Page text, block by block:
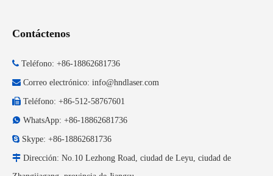
Contáctenos
 Teléfono: +86-18862681736
 Correo electrónico: info@hndlaser.com
 Teléfono: +86-512-58767601
 WhatsApp: +86-18862681736
 Skype: +86-18862681736
 Dirección: No.10 Lezhong Road, ciudad de Leyu, ciudad de